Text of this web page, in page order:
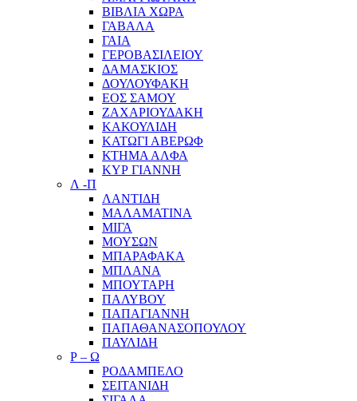
ΒΙΒΛΙΑ ΧΩΡΑ
ΓΑΒΑΛΑ
ΓΑΙΑ
ΓΕΡΟΒΑΣΙΛΕΙΟΥ
ΔΑΜΑΣΚΙΟΣ
ΔΟΥΛΟΥΦΑΚΗ
ΕΟΣ ΣΑΜΟΥ
ΖΑΧΑΡΙΟΥΔΑΚΗ
ΚΑΚΟΥΛΙΔΗ
ΚΑΤΩΓΙ ΑΒΕΡΩΦ
ΚΤΗΜΑ ΑΛΦΑ
ΚΥΡ ΓΙΑΝΝΗ
Λ -Π
ΛΑΝΤΙΔΗ
ΜΑΛΑΜΑΤΙΝΑ
ΜΙΓΑ
ΜΟΥΣΩΝ
ΜΠΑΡΑΦΑΚΑ
ΜΠΛΑΝΑ
ΜΠΟΥΤΑΡΗ
ΠΑΛΥΒΟΥ
ΠΑΠΑΓΙΑΝΝΗ
ΠΑΠΑΘΑΝΑΣΟΠΟΥΛΟΥ
ΠΑΥΛΙΔΗ
Ρ – Ω
ΡΟΔΑΜΠΕΛΟ
ΣΕΙΤΑΝΙΔΗ